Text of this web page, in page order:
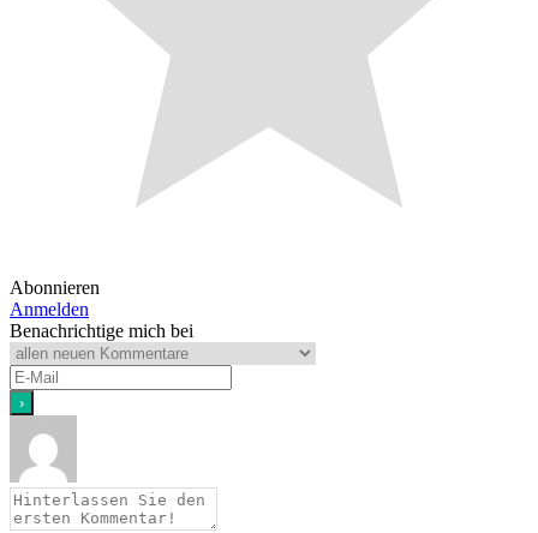
Abonnieren
Anmelden
Benachrichtige mich bei